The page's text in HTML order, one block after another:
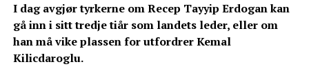
I dag avgjør tyrkerne om Recep Tayyip Erdogan kan
gå inn i sitt tredje tiår som landets leder, eller om
han må vike plassen for utfordrer Kemal
Kilicdaroglu.